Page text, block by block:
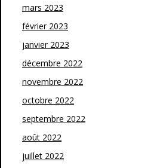
mars 2023
février 2023
janvier 2023
décembre 2022
novembre 2022
octobre 2022
septembre 2022
août 2022
juillet 2022